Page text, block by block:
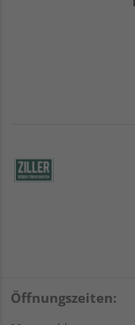
Öffnungszeiten: